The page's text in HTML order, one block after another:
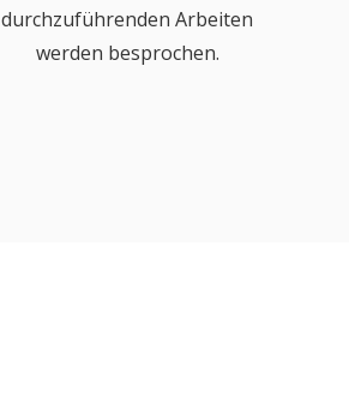
durchzuführenden Arbeiten
werden besprochen.